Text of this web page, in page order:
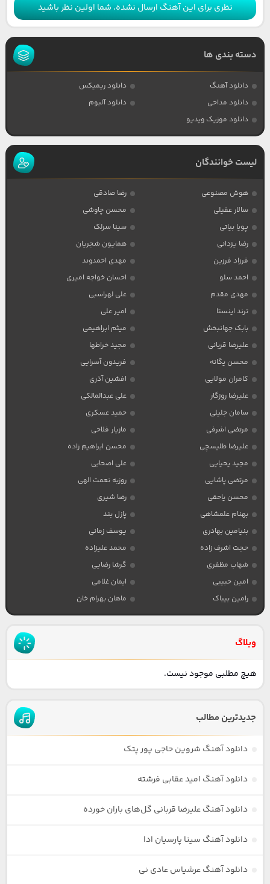
نظری برای این آهنگ ارسال نشده، شما اولین نظر باشید
دسته بندی ها
دانلود آهنگ
دانلود ریمیکس
دانلود مداحی
دانلود آلبوم
دانلود موزیک ویدیو
لیست خوانندگان
هوش مصنوعی
رضا صادقی
سالار عقیلی
محسن چاوشی
پویا بیاتی
سینا سرلک
رضا یزدانی
همایون شجریان
فرزاد فرزین
مهدی احمدوند
احمد سلو
احسان خواجه امیری
مهدی مقدم
علی لهراسبی
ترند اینستا
امیر علی
بابک جهانبخش
میثم ابراهیمی
علیرضا قربانی
مجید خراطها
محسن یگانه
فریدون آسرایی
کامران مولایی
افشین آذری
علیرضا روزگار
علی عبدالمالکی
سامان جلیلی
حمید عسکری
مرتضی اشرفی
مازیار فلاحی
علیرضا طلیسچی
محسن ابراهیم زاده
مجید یحیایی
علی اصحابی
مرتضی پاشایی
روزبه نعمت الهی
محسن یاحقی
رضا شیری
بهنام علمشاهی
پازل بند
بنیامین بهادری
یوسف زمانی
حجت اشرف زاده
محمد علیزاده
شهاب مظفری
گرشا رضایی
امین حبیبی
ایمان غلامی
رامین بیباک
ماهان بهرام خان
وبلاگ
هیچ مطلبی موجود نیست.
جدیدترین مطالب
دانلود آهنگ شروین حاجی پور پتک
دانلود آهنگ امید عقابی فرشته
دانلود آهنگ علیرضا قربانی گل‌های باران خورده
دانلود آهنگ سینا پارسیان ادا
دانلود آهنگ عرشیاس عادی نی